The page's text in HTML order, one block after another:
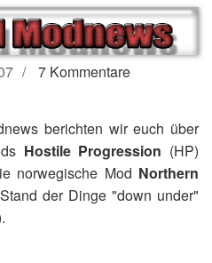
7 Kommentare
berichten wir euch über
Hostile Progression (HP)
norwegische Mod Northern
der Dinge "down under"